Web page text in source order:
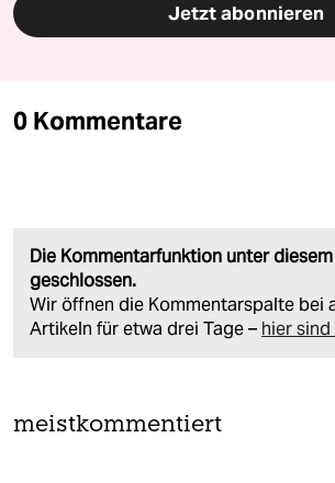
Jetzt abonnieren
0 Kommentare
Die Kommentarfunktion unter
geschlossen.
Wir öffnen die Kommentarspalte bei
Artikeln für etwa drei Tage – hier sind
meistkommentiert